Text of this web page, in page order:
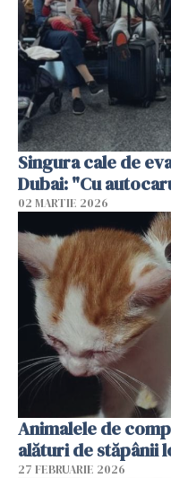
Singura cale de
Dubai: "Cu
02 MARTIE 2026
Animalele de
alături de stăpânii
27 FEBRUARIE 2026